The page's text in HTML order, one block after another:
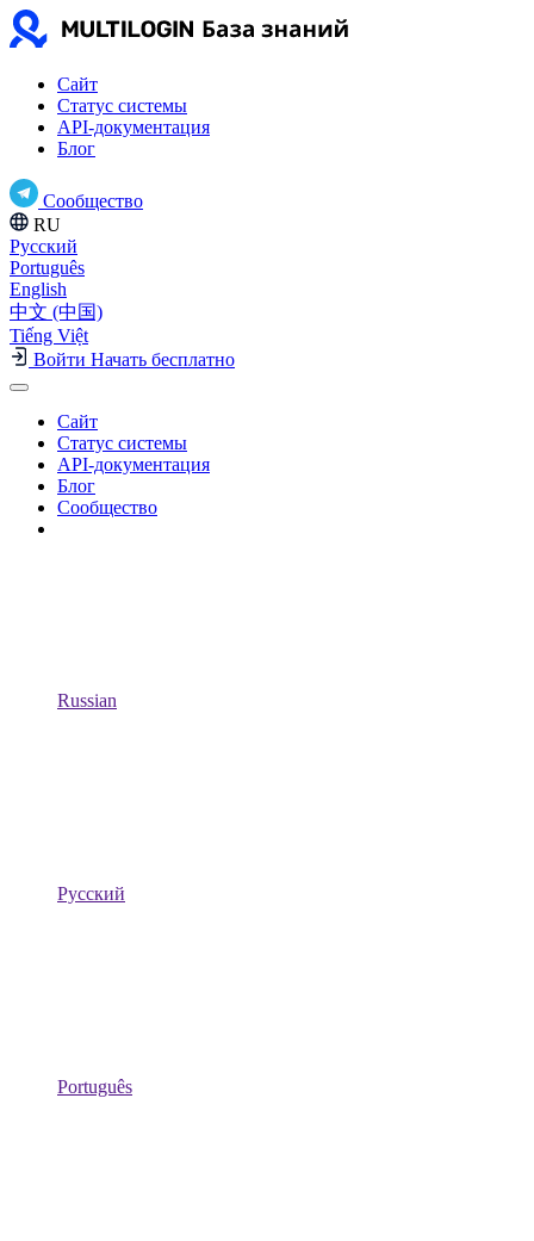
Сайт
Статус системы
API-документация
Блог
Сообщество
RU
Русский
Português
English
中文 (中国)
Tiếng Việt
Войти Начать бесплатно
Сайт
Статус системы
API-документация
Блог
Сообщество
Russian
Русский
Português